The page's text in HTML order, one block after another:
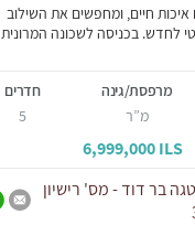
חיים, ומחפשים את השילוב
לחדש. בכניסה לשכונה המרונית
מרפסת/גינה
מ”ר
חדרים
5
6,999,000 ILS
בר דוד - מס' רישיון